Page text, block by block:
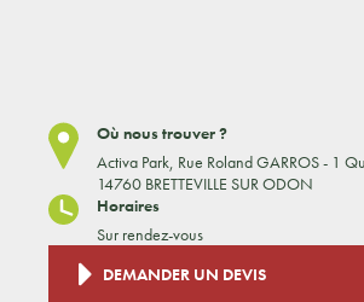
Où nous trouver ?
Activa Park, Rue Roland GARROS - 1
14760 BRETTEVILLE SUR ODON
Horaires
Sur rendez-vous
DEMANDER UN DEVIS